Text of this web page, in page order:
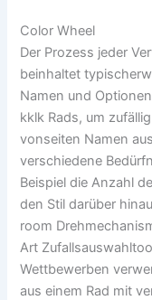
Color Wheel
Der Prozess jeder
beinhaltet
Namen und
kklk Rads, um
vonseiten Namen
verschiedene
Beispiel die Anzahl
den Stil darüber
room
Art
Wettbewerben
aus einem Rad mit